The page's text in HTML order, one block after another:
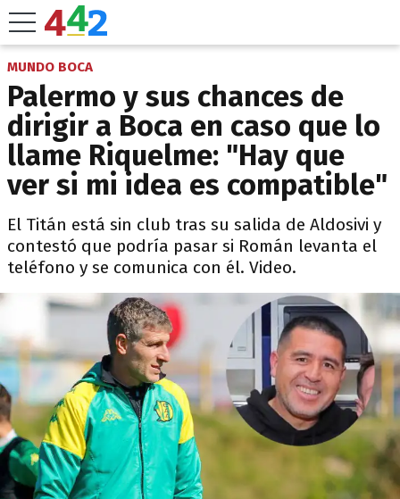
MUNDO BOCA
Palermo y sus chances de
dirigir a Boca en caso que lo
llame Riquelme: "Hay que
ver si mi idea es compatible"
El Titán está sin club tras su salida de Aldosivi y
contestó que podría pasar si Román levanta el
teléfono y se comunica con él. Video.